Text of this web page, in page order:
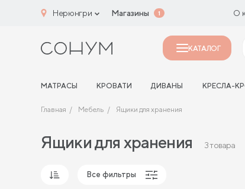
Нерюнгри Магазины 1 О
КАТАЛОГ
МАТРАСЫ КРОВАТИ ДИВАНЫ КРЕСЛА-
Главная Мебель Ящики для хранения
Ящики для хранения 3 товара
Все фильтры